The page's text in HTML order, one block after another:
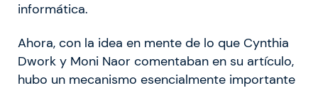
informática.
Ahora, con la idea en mente de lo que Cynthia
Dwork y Moni Naor comentaban en su artículo,
hubo un mecanismo esencialmente importante